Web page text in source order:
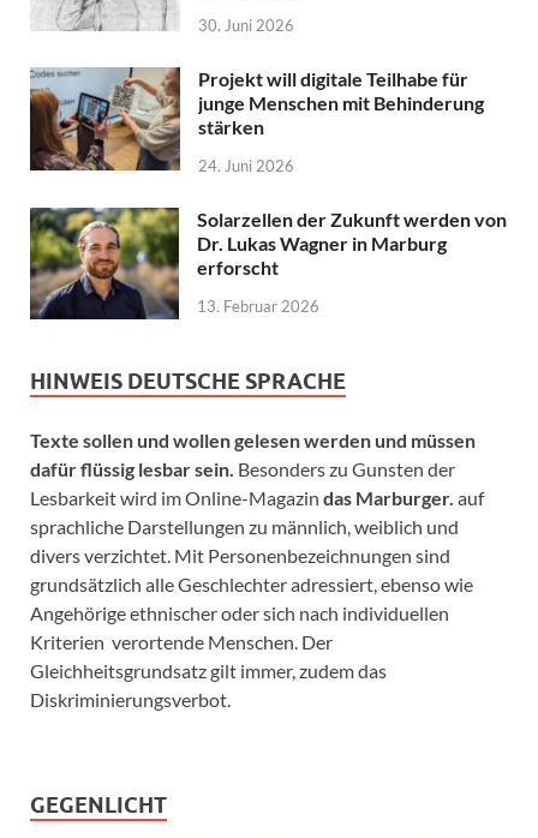
30. Juni 2026
Projekt will digitale Teilhabe für
junge Menschen mit Behinderung
stärken
24. Juni 2026
Solarzellen der Zukunft werden von
Dr. Lukas Wagner in Marburg
erforscht
13. Februar 2026
HINWEIS DEUTSCHE SPRACHE
Texte sollen und wollen gelesen werden und müssen
dafür flüssig lesbar sein. Besonders zu Gunsten der
Lesbarkeit wird im Online-Magazin das Marburger. auf
sprachliche Darstellungen zu männlich, weiblich und
divers verzichtet. Mit Personenbezeichnungen sind
grundsätzlich alle Geschlechter adressiert, ebenso wie
Angehörige ethnischer oder sich nach individuellen
Kriterien verortende Menschen. Der
Gleichheitsgrundsatz gilt immer, zudem das
Diskriminierungsverbot.
GEGENLICHT